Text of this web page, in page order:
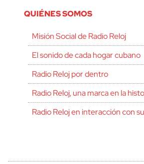
QUIÉNES SOMOS
Misión Social de Radio Reloj
El sonido de cada hogar cubano
Radio Reloj por dentro
Radio Reloj, una marca en la
Radio Reloj en interacción con